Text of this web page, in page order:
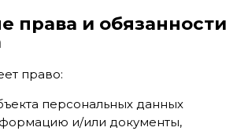
права и обязанности
право:
персональных данных
и/или документы,